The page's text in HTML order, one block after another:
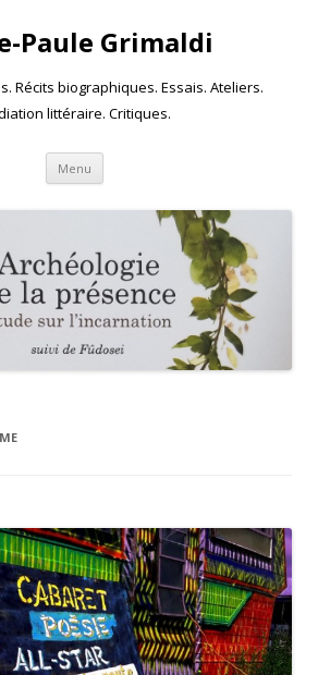
Paule Grimaldi
Récits biographiques. Essais. Ateliers.
littéraire. Critiques.
Menu Skip to content